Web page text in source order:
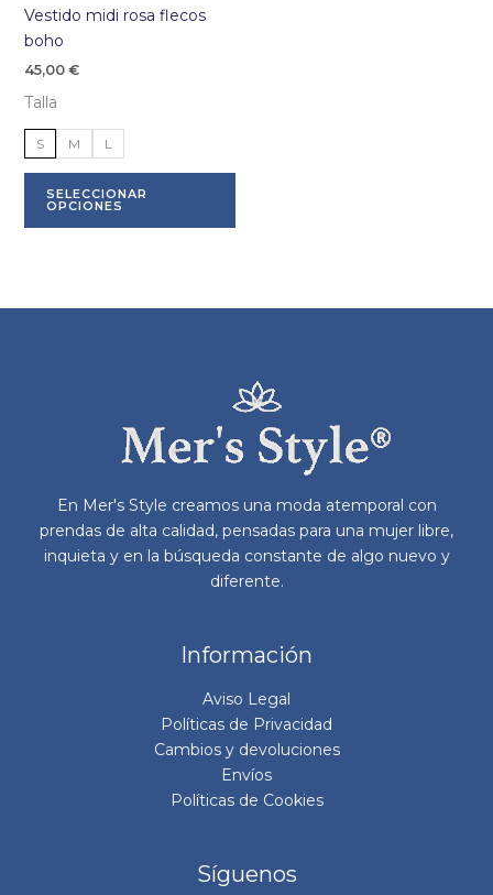
Vestido midi rosa flecos
boho
45,00 €
Talla
S M L
SELECCIONAR
OPCIONES
Este
tiene
Las
pueden
elegir
la
de
producto
En Mer's Style creamos una moda atemporal con
prendas de alta calidad, pensadas para una mujer libre,
inquieta y en la búsqueda constante de algo nuevo y
diferente.
Información
Aviso Legal
Políticas de Privacidad
Cambios y devoluciones
Envíos
Políticas de Cookies
Síguenos